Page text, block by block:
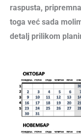
raspusta,
toga već sada
detalj prilikom